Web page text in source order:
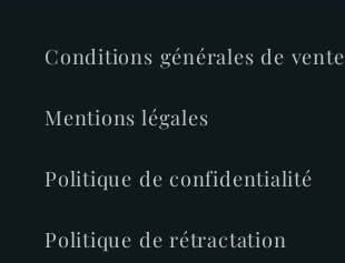
Conditions générales de vente
Mentions légales
Politique de confidentialité
Politique de rétractation